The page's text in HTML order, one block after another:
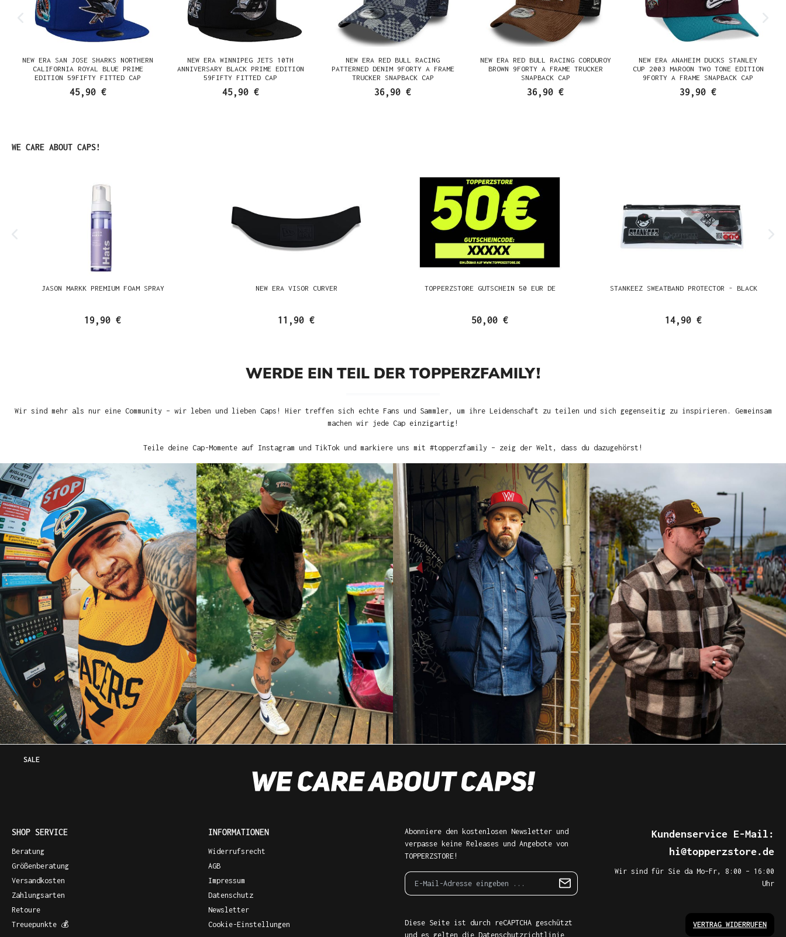
NEW ERA SAN JOSE SHARKS NORTHERN
CALIFORNIA ROYAL BLUE PRIME
EDITION 59FIFTY FITTED CAP
45,90 €
NEW ERA WINNIPEG JETS 10TH
ANNIVERSARY BLACK PRIME EDITION
59FIFTY FITTED CAP
45,90 €
NEW ERA RED BULL RACING
PATTERNED DENIM 9FORTY A FRAME
TRUCKER SNAPBACK CAP
36,90 €
NEW ERA RED BULL RACING CORDUROY
BROWN 9FORTY A FRAME TRUCKER
SNAPBACK CAP
36,90 €
NEW ERA ANAHEIM DUCKS STANLEY
CUP 2003 MAROON TWO TONE EDITION
9FORTY A FRAME SNAPBACK CAP
39,90 €
Produktgalerie überspringen
WE CARE ABOUT CAPS!
JASON MARKK PREMIUM FOAM SPRAY
19,90 €
NEW ERA VISOR CURVER
11,90 €
TOPPERZSTORE GUTSCHEIN 50 EUR DE
50,00 €
STANKEEZ SWEATBAND PROTECTOR - BLACK
14,90 €
WERDE EIN TEIL DER TOPPERZFAMILY!
Wir sind mehr als nur eine Community – wir leben und lieben Caps! Hier treffen sich echte Fans und Sammler, um ihre Leidenschaft zu teilen und sich gegenseitig zu inspirieren. Gemeinsam
machen wir jede Cap einzigartig!
Teile deine Cap-Momente auf Instagram und TikTok und markiere uns mit #topperzfamily – zeig der Welt, dass du dazugehörst!
SALE
SHOP SERVICE
Beratung
Größenberatung
Versandkosten
Zahlungsarten
Retoure
Treuepunkte 💰
INFORMATIONEN
Widerrufsrecht
AGB
Impressum
Datenschutz
Newsletter
Cookie-Einstellungen
Abonniere den kostenlosen Newsletter und
verpasse keine Releases und Angebote von
TOPPERZSTORE!
Diese Seite ist durch reCAPTCHA geschützt
und es gelten die Datenschutzrichtlinie
Kundenservice E-Mail:
hi@topperzstore.de
Wir sind für Sie da Mo–Fr, 8:00 – 16:00
Uhr
VERTRAG WIDERRUFEN